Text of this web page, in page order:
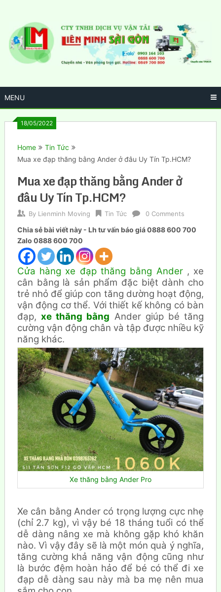
content
MENU
18/05/2022
Home
Tin Tức
Mua xe đạp thăng bằng Ander ở đâu Uy Tín Tp.HCM?
Mua xe đạp thăng bằng Ander ở
đâu Uy Tín Tp.HCM?
By Lienminh Moving Tin Tức 0 Comments
Chia sẻ bài viết này - Lh tư vấn báo giá 0888 600 700
Zalo 0888 600 700
Cửa hàng xe đạp thăng bằng Ander, xe
cân bằng là sản phẩm đặc biệt dành cho
trẻ nhỏ để giúp con tăng dường hoạt động,
vận động cơ thể. Với thiết kế không có bàn
đạp,xe thăng bằng Ander giúp bé tăng
cường vận động chân và tập được nhiều kỹ
năng khác.
Xe thăng bằng Ander Pro
Xe cân bằng Ander có trọng lượng cực nhẹ
(chỉ 2.7 kg), vì vậy bé 18 tháng tuổi có thể
dễ dàng nâng xe mà không gặp khó khăn
nào. Vì vậy đây sẽ là một món quà ý nghĩa,
tăng cường khả năng vận động cũng như
là bước đệm hoàn hảo để bé có thể đi xe
đạp dễ dàng sau này mà ba mẹ nên mua